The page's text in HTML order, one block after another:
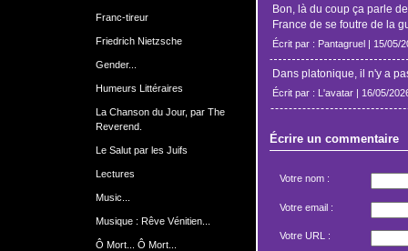
Franc-tireur
Friedrich Nietzsche
Gender...
Humeurs Littéraires
La Chanson du Jour, par The
Reverend.
Le Salut par les Juifs
Lectures
Music...
Musique : Rêve Vénitien...
Ô Mort... Ô Mort...
Bon, là du coup ça parle
France de se foutre de la
Écrit par : Pantagruel | 15/05/
Dans platonique, il n'y a
Écrit par : L'avatar | 16/05/
Écrire un commentaire
Votre nom :
Votre email :
Votre URL :